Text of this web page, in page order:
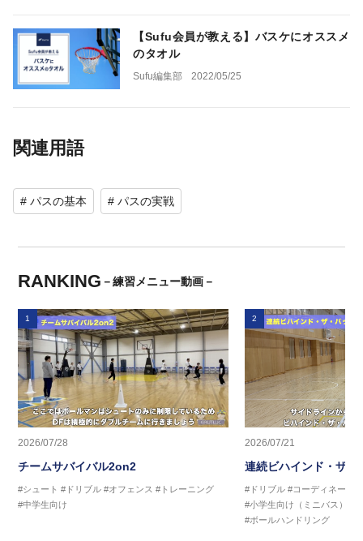
【Sufu会員が教える】バスケにオススメ
のタオル
Sufu編集部 2022/05/25
関連用語
# パスの基本 # パスの実戦
RANKING －練習メニュー動画－
1
2026/07/28
チームサバイバル2on2
#シュート #ドリブル #オフェンス #トレーニング
#中学生向け
2
2026/07/21
連続ビハインド・ザ・
#ドリブル #コーディネーシ
#小学生向け（ミニバス）
#ボールハンドリング